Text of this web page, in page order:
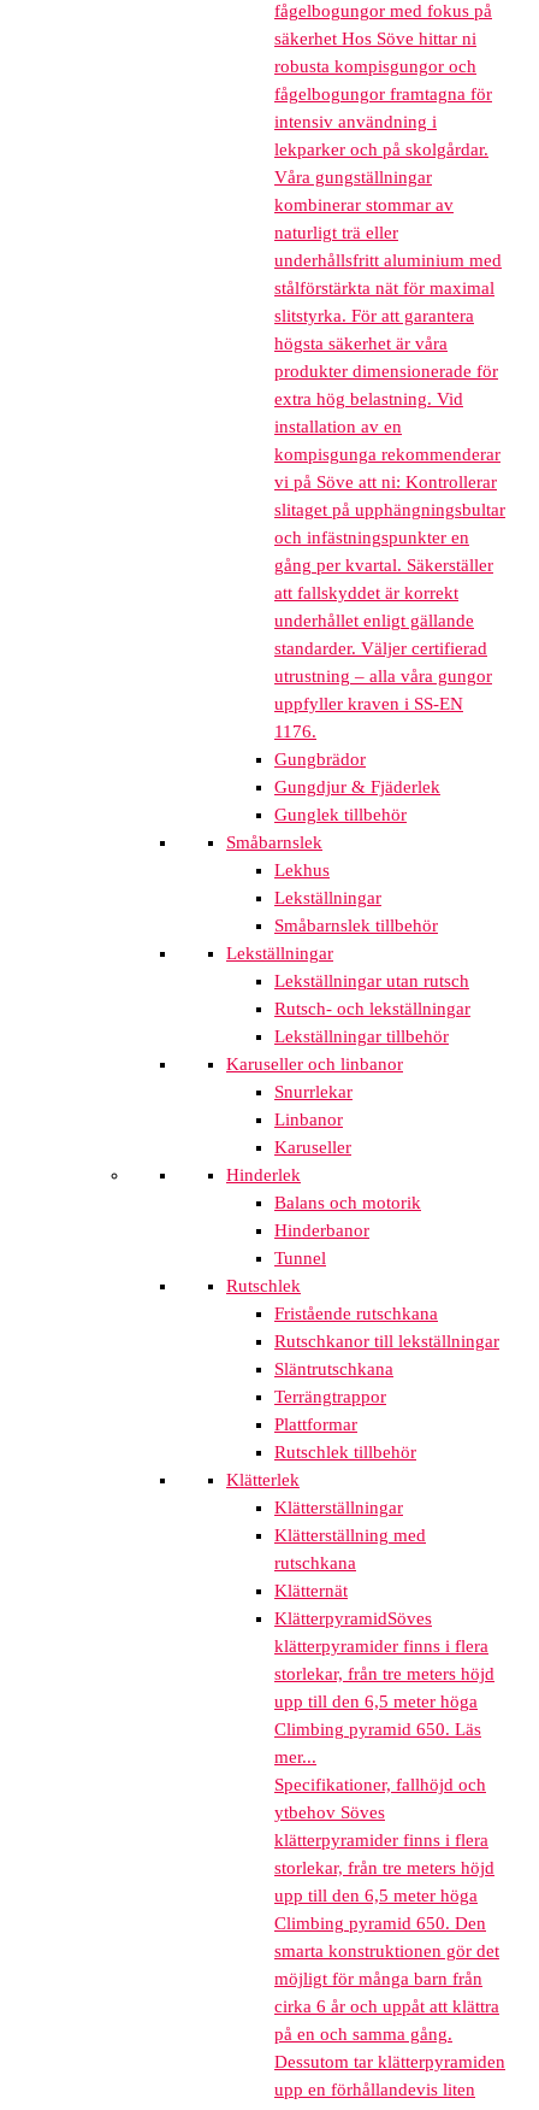
fågelbogungor med fokus på
säkerhet Hos Söve hittar ni
robusta kompisgungor och
fågelbogungor framtagna för
intensiv användning i
lekparker och på skolgårdar.
Våra gungställningar
kombinerar stommar av
naturligt trä eller
underhållsfritt aluminium med
stålförstärkta nät för maximal
slitstyrka. För att garantera
högsta säkerhet är våra
produkter dimensionerade för
extra hög belastning. Vid
installation av en
kompisgunga rekommenderar
vi på Söve att ni: Kontrollerar
slitaget på upphängningsbultar
och infästningspunkter en
gång per kvartal. Säkerställer
att fallskyddet är korrekt
underhållet enligt gällande
standarder. Väljer certifierad
utrustning – alla våra gungor
uppfyller kraven i SS-EN
1176.
Gungbrädor
Gungdjur & Fjäderlek
Gunglek tillbehör
Småbarnslek
Lekhus
Lekställningar
Småbarnslek tillbehör
Lekställningar
Lekställningar utan rutsch
Rutsch- och lekställningar
Lekställningar tillbehör
Karuseller och linbanor
Snurrlekar
Linbanor
Karuseller
Hinderlek
Balans och motorik
Hinderbanor
Tunnel
Rutschlek
Fristående rutschkana
Rutschkanor till lekställningar
Släntrutschkana
Terrängtrappor
Plattformar
Rutschlek tillbehör
Klätterlek
Klätterställningar
Klätterställning med
rutschkana
Klätternät
KlätterpyramidSöves
klätterpyramider finns i flera
storlekar, från tre meters höjd
upp till den 6,5 meter höga
Climbing pyramid 650. Läs
mer...
Specifikationer, fallhöjd och
ytbehov Söves
klätterpyramider finns i flera
storlekar, från tre meters höjd
upp till den 6,5 meter höga
Climbing pyramid 650. Den
smarta konstruktionen gör det
möjligt för många barn från
cirka 6 år och uppåt att klättra
på en och samma gång.
Dessutom tar klätterpyramiden
upp en förhållandevis liten